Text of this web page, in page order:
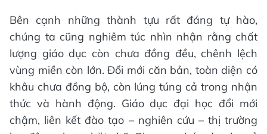
Bên cạnh những thành tựu rất đáng tự hào,
chúng ta cũng nghiêm túc nhìn nhận rằng chất
lượng giáo dục còn chưa đồng đều, chênh lệch
vùng miền còn lớn. Đổi mới căn bản, toàn diện có
khâu chưa đồng bộ, còn lúng túng cả trong nhận
thức và hành động. Giáo dục đại học đổi mới
chậm, liên kết đào tạo – nghiên cứu – thị trường